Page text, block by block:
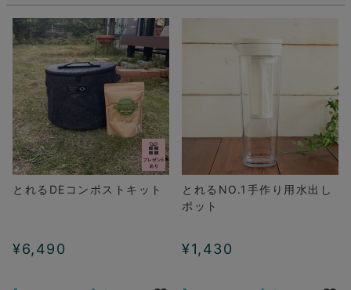
とれるDEコンポストキット
¥6,490
とれるNO.1手作り用水出し
ポット
¥1,430